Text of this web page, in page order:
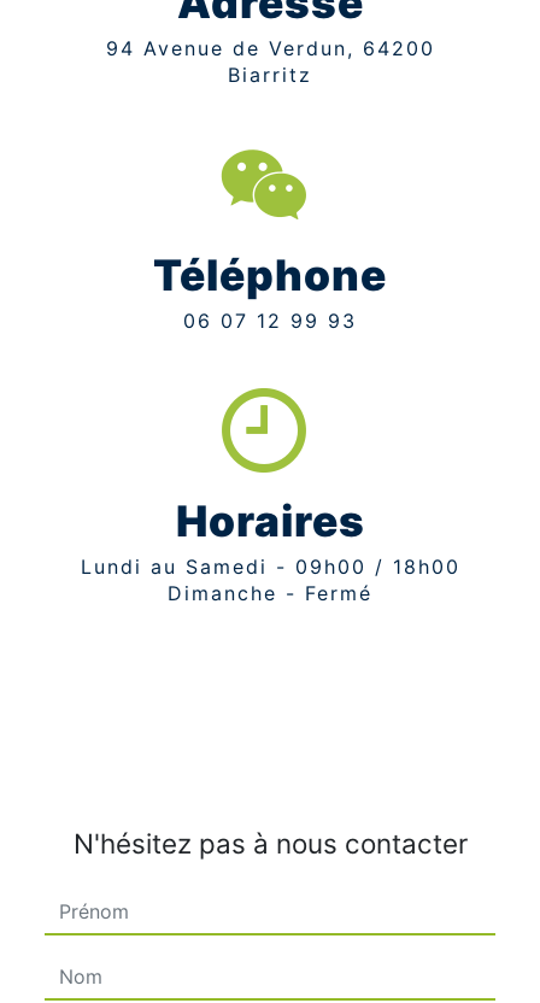
94 Avenue de Verdun, 64200
Biarritz
Téléphone
06 07 12 99 93
Horaires
Lundi au Samedi - 09h00 / 18h00
Dimanche - Fermé
N'hésitez pas à nous contacter